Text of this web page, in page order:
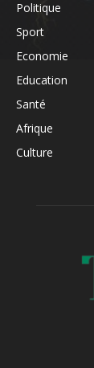
Politique
Sport
Economie
Education
Santé
Afrique
Culture